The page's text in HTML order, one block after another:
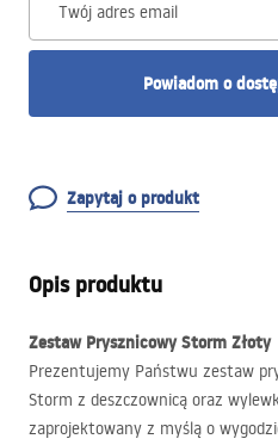
Twój adres email
Powiadom o
Zapytaj o produkt
Opis produktu
Zestaw Prysznicowy Storm Złoty
Prezentujemy Państwu zestaw
Storm z deszczownicą oraz
zaprojektowany z myślą o